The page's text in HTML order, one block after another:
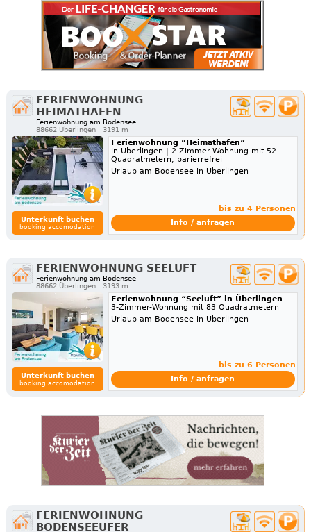
FERIENWOHNUNG
HEIMATHAFEN
Ferienwohnung am Bodensee
88662 Überlingen
3191 m
Unterkunft buchen
booking accomodation
Ferienwohnung “Heimathafen”
in Überlingen | 2-Zimmer-Wohnung mit 52
Quadratmetern, barierrefrei
Urlaub am Bodensee in Überlingen
bis zu 4 Personen
Info / anfragen
FERIENWOHNUNG SEELUFT
Ferienwohnung am Bodensee
88662 Überlingen
3193 m
Unterkunft buchen
booking accomodation
Ferienwohnung “Seeluft” in Überlingen
3-Zimmer-Wohnung mit 83 Quadratmetern
Urlaub am Bodensee in Überlingen
bis zu 6 Personen
Info / anfragen
FERIENWOHNUNG
BODENSEEUFER